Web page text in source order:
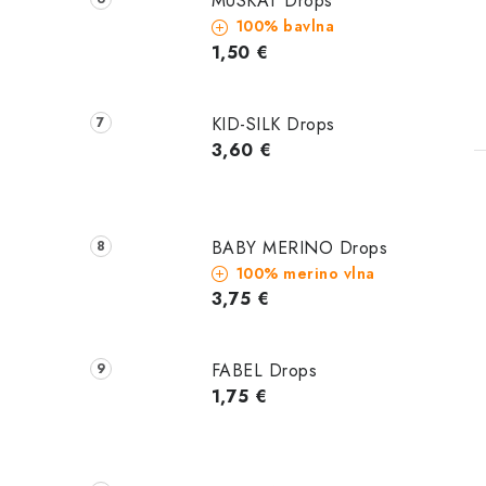
100% bavlna
1,50 €
KID-SILK Drops
3,60 €
BABY MERINO Drops
100% merino vlna
3,75 €
FABEL Drops
1,75 €